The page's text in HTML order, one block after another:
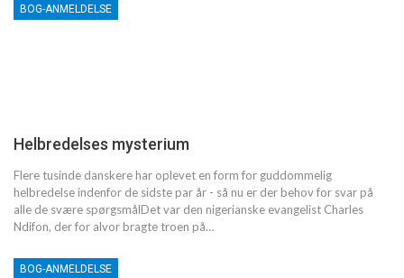
BOG-ANMELDELSE
Helbredelses mysterium
Flere tusinde danskere har oplevet en form for guddommelig
helbredelse indenfor de sidste par år - så nu er der behov for svar på
alle de svære spørgsmålDet var den nigerianske evangelist Charles
Ndifon, der for alvor bragte troen på…
BOG-ANMELDELSE